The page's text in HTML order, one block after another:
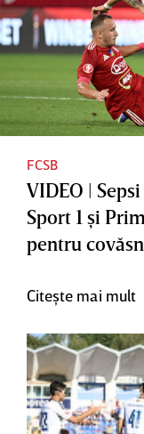
FCSB
VIDEO |
Sport 1 şi
pentru
Citește mai mult